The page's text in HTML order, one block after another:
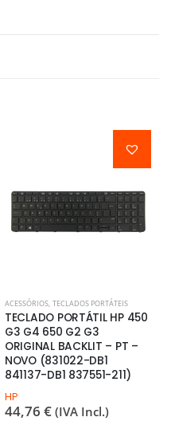
ACESSÓRIOS TECLADOS PORTÁTEIS
TECLADO PORTÁTIL HP 450
G3 G4 650 G2 G3
ORIGINAL BACKLIT – PT –
NOVO (831022-DB1
841137-DB1 837551-211)
HP
44,76 € (IVA Incl.)